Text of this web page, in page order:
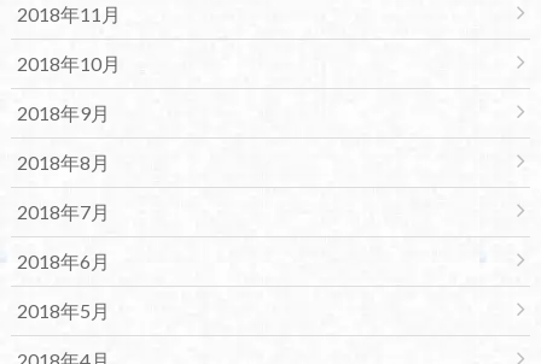
2018年11月
2018年10月
2018年9月
2018年8月
2018年7月
2018年6月
2018年5月
2018年4月